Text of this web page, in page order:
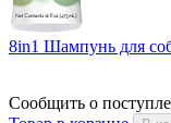
8in1 Шампунь для
Сообщить о